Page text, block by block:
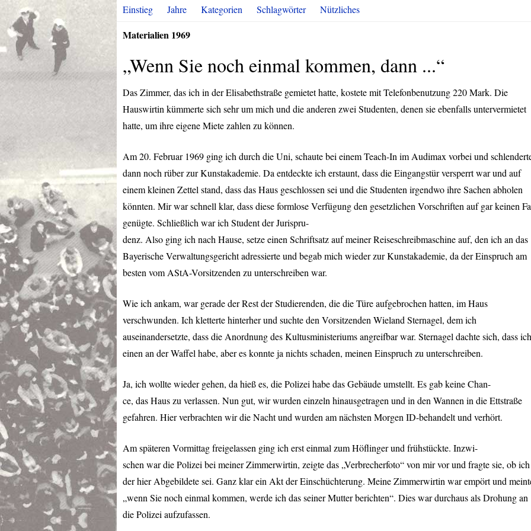
Einstieg Jahre Kategorien Schlagwörter Nützliches
Materialien 1969
„Wenn Sie noch einmal kommen, dann ...“
Das Zimmer, das ich in der Elisabethstraße gemietet hatte, kostete mit Telefonbenutzung 220 Mark. Die
Hauswirtin kümmerte sich sehr um mich und die anderen zwei Studenten, denen sie ebenfalls untervermietet
hatte, um ihre eigene Miete zahlen zu können.
Am 20. Februar 1969 ging ich durch die Uni, schaute bei einem Teach-In im Audimax vorbei und
dann noch rüber zur Kunstakademie. Da entdeckte ich erstaunt, dass die Eingangstür versperrt war und auf
einem kleinen Zettel stand, dass das Haus geschlossen sei und die Studenten irgendwo ihre Sachen abholen
könnten. Mir war schnell klar, dass diese formlose Verfügung den gesetzlichen Vorschriften auf gar keinen
genügte. Schließlich war ich Student der Jurispru-
denz. Also ging ich nach Hause, setze einen Schriftsatz auf meiner Reiseschreibmaschine auf, den ich an das
Bayerische Verwaltungsgericht adressierte und begab mich wieder zur Kunstakademie, da der Einspruch am
besten vom AStA-Vorsitzenden zu unterschreiben war.
Wie ich ankam, war gerade der Rest der Studierenden, die die Türe aufgebrochen hatten, im Haus
verschwunden. Ich kletterte hinterher und suchte den Vorsitzenden Wieland Sternagel, dem ich
auseinandersetzte, dass die Anordnung des Kultusministeriums angreifbar war. Sternagel dachte sich, dass ich
einen an der Waffel habe, aber es konnte ja nichts schaden, meinen Einspruch zu unterschreiben.
Ja, ich wollte wieder gehen, da hieß es, die Polizei habe das Gebäude umstellt. Es gab keine Chan-
ce, das Haus zu verlassen. Nun gut, wir wurden einzeln hinausgetragen und in den Wannen in die Ettstraße
gefahren. Hier verbrachten wir die Nacht und wurden am nächsten Morgen ID-behandelt und verhört.
Am späteren Vormittag freigelassen ging ich erst einmal zum Höflinger und frühstückte. Inzwi-
schen war die Polizei bei meiner Zimmerwirtin, zeigte das „Verbrecherfoto“ von mir vor und fragte sie, ob ich
der hier Abgebildete sei. Ganz klar ein Akt der Einschüchterung. Meine Zimmerwirtin war empört und
„wenn Sie noch einmal kommen, werde ich das seiner Mutter berichten“. Dies war durchaus als Drohung an
die Polizei aufzufassen.